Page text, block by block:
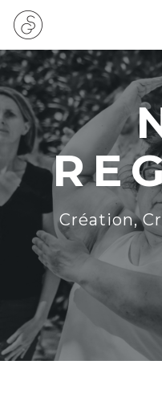
Création,